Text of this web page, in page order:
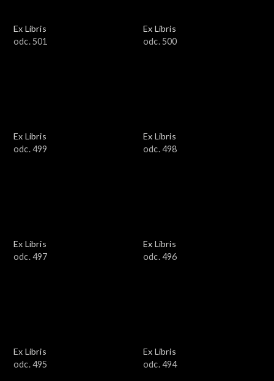
Ex Libris
odc. 501
Ex Libris
odc. 500
Ex Libris
odc. 499
Ex Libris
odc. 498
Ex Libris
odc. 497
Ex Libris
odc. 496
Ex Libris
odc. 495
Ex Libris
odc. 494